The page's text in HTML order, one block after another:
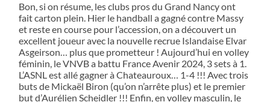
Bon, si on résume, les clubs pros du Grand Nancy ont
fait carton plein. Hier le handball a gagné contre Massy
et reste en course pour l’accession, on a découvert un
excellent joueur avec la nouvelle recrue Islandaise Elvar
Asgeirson… plus que prometteur ! Aujourd’hui en volley
féminin, le VNVB a battu France Avenir 2024, 3 sets à 1.
L’ASNL est allé gagner à Chateauroux… 1-4 !!! Avec trois
buts de Mickaël Biron (qu’on n’arrête plus) et le premier
but d’Aurélien Scheidler !!! Enfin, en volley masculin, le